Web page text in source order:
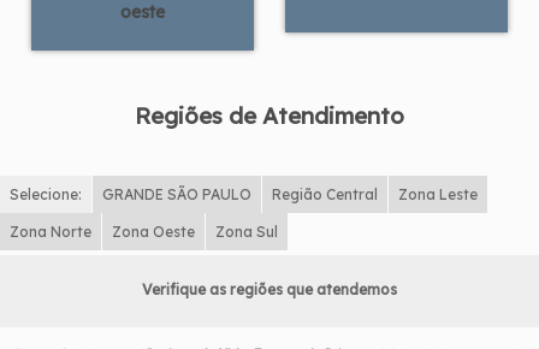
oeste
Regiões de Atendimento
Selecione: GRANDE SÃO PAULO Região Central Zona Leste
Zona Norte Zona Oeste Zona Sul
Verifique as regiões que atendemos